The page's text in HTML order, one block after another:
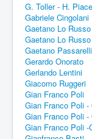
G. Toller - H.
Gabriele Cingolani
Gaetano Lo Russo
Gaetano Lo
Gaetano Passarelli
Gerardo Onorato
Gerlando Lentini
Giacomo Ruggeri
Gian Franco Poli
Gian Franco Poli -
Gian Franco Poli -
Gian Franco Poli -